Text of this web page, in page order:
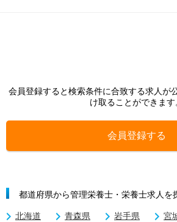
会員登録すると検索条件に合致する求人が
け取ることができます
会員登録する
都道府県から管理栄養士・栄養士求人を
北海道 青森県 岩手県 宮